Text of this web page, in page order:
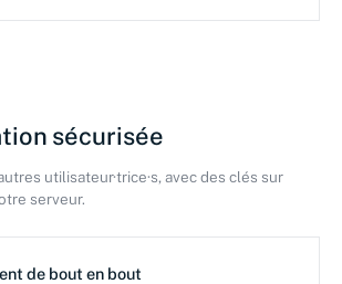
sécurisée
utilisateur·trice·s, avec des clés sur
serveur.
de bout en bout